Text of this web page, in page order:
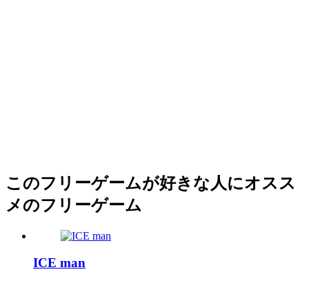
このフリーゲームが好きな人にオスス
メのフリーゲーム
ICE man